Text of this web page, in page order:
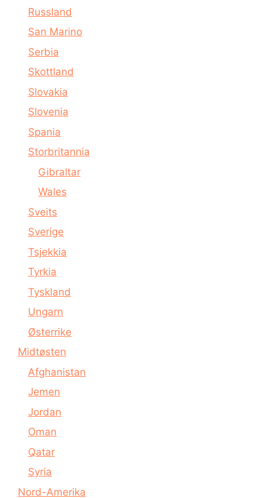
Russland
San Marino
Serbia
Skottland
Slovakia
Slovenia
Spania
Storbritannia
Gibraltar
Wales
Sveits
Sverige
Tsjekkia
Tyrkia
Tyskland
Ungarn
Østerrike
Midtøsten
Afghanistan
Jemen
Jordan
Oman
Qatar
Syria
Nord-Amerika